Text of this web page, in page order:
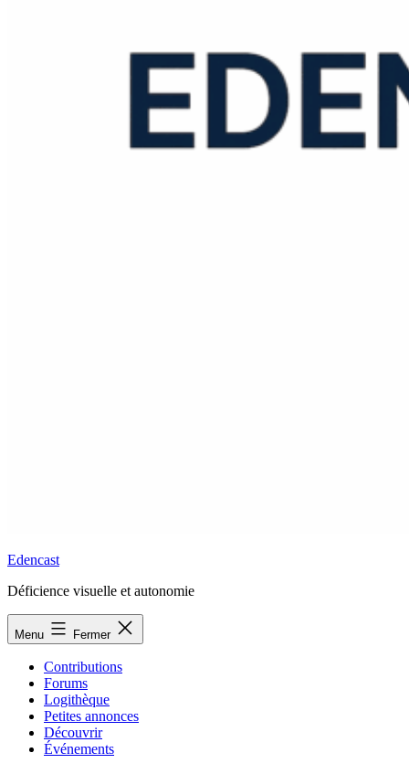
Edencast
Déficience visuelle et autonomie
Menu Fermer
Contributions
Forums
Logithèque
Petites annonces
Découvrir
Événements